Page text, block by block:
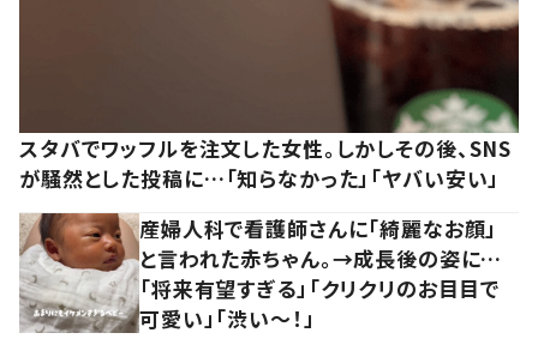
スタバでワッフルを注文した女性。しかしその後、SNS
が騒然とした投稿に…「知らなかった」「ヤバい安い」
産婦人科で看護師さんに「綺麗なお顔」
と言われた赤ちゃん。→成長後の姿に…
「将来有望すぎる」「クリクリのお目目で
可愛い」「渋い～！」